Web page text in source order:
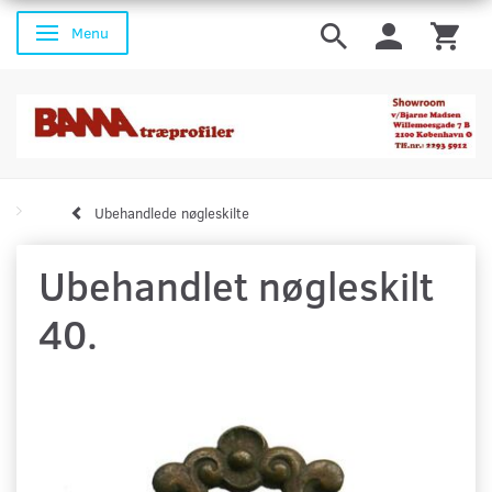
Skifte navigation
Menu
Ubehandlede nøgleskilte
Ubehandlet nøgleskilt
40.